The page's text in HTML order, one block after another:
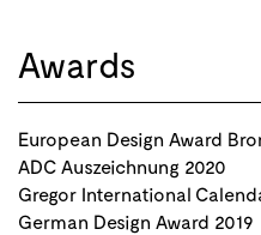
Awards
European Design Award
ADC Auszeichnung 2020
Gregor International
German Design Award 2019